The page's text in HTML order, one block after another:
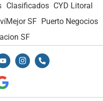
Clasificados CYD Litoral
SF Puerto Negocios
SF